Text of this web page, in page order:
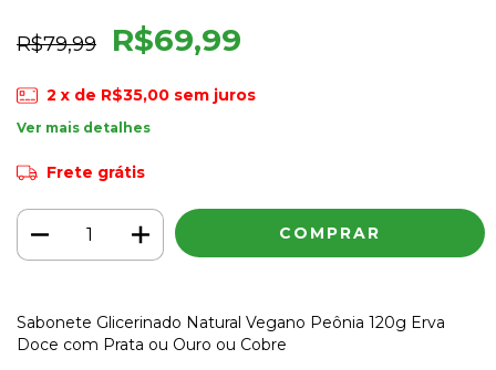
R$79,99 R$69,99
2 x de R$35,00 sem juros
Ver mais detalhes
Frete grátis
Sabonete Glicerinado Natural Vegano Peônia 120g Erva
Doce com Prata ou Ouro ou Cobre